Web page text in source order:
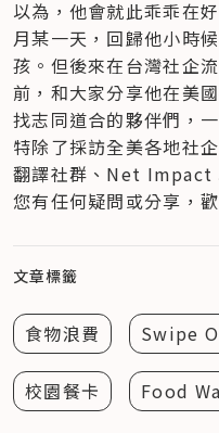
以為，他會就此乖乖在
月某一天，回歸他小時
孩。但後來在台灣社企
前，和大家分享他在美
找志同道合的夥伴們，
特除了採訪全美各地社
翻譯社群、Net Impact
您有任何疑問或分享，
文章標籤
食物浪費 Swipe
校園餐卡 Food